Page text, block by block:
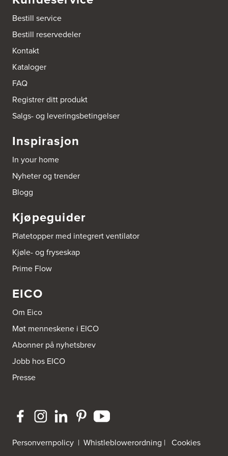
Bygger'n Onstad
Abels gate 50
1533 Moss
Tel.:69-202050
Byggmakker Askim
Trøgstadveien 13
Tel.:69817600
Hotvedtveien 6, Tingvoll
Postboks 2107
3220 Sandefjord
Tel.:33-484000
http://www.sigdal.no
Byggmakker Eiker
Prestebråtan 11
3300 Hokksund
Tel.: 32-252573
Byggmakker Gipling Mo i Rana
Verkstedveien 13
8601 Mo I Rana
Byggmakker Lillehammer
Landbruksveien 1
Tel.:61257000
Byggmakker Per Strand TromsøAS
Pb. 2029, Tromsø Postterminal
9265 Tromsø
Tel.:77-606778
Byggmester Bjørn Engen AS
Tel.:33-320239
Bestill service
Bestill reservedeler
Kontakt
Kataloger
FAQ
Registrer ditt produkt
Salgs- og leveringsbetingelser
Inspirasjon
In your home
Nyheter og trender
Blogg
Kjøpeguider
Platetopper med integrert ventilator
Kjøle- og fryseskap
Prime Flow
EICO
Om Eico
Møt menneskene i EICO
Abonner på nyhetsbrev
Jobb hos EICO
Presse
Personvernpolicy | Whistleblowerordning | Cookies